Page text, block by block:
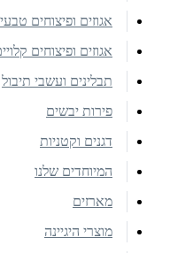
אגוזים ופיצוחים
אגוזים ופיצוחים
תבלינים ועשבי תיבול
פירות יבשים
דגנים וקטניות
המיוחדים שלנו
מארזים
מוצרי היגיינה